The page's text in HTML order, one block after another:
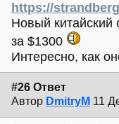
https://
Новый китайский
за $1300
Интересно, как
#26 Ответ
Автор DmitryM 11